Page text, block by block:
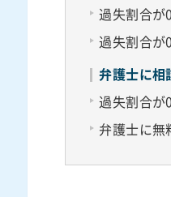
過失割合が
過失割合が
弁護士に相
過失割合が
弁護士に無